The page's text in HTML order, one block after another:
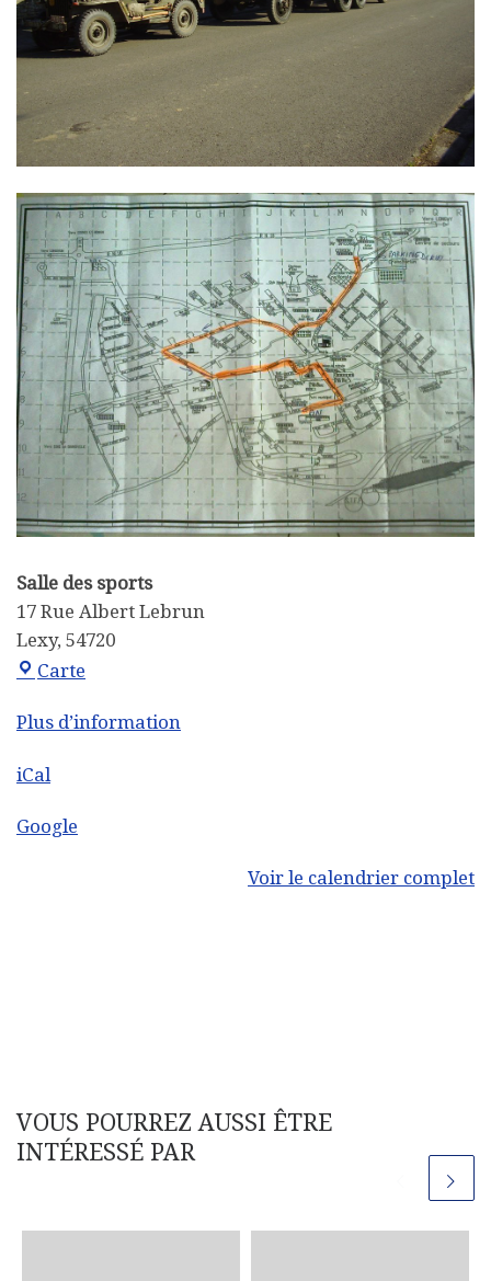
Salle des sports
17 Rue Albert Lebrun
Lexy, 54720
Carte
Plus d’information
iCal
Google
Voir le calendrier complet
VOUS POURREZ AUSSI ÊTRE
INTÉRESSÉ PAR